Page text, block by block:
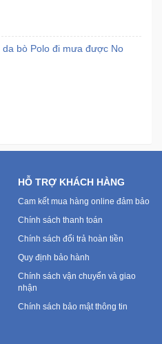
da bò Polo đi mưa được No
HỖ TRỢ KHÁCH HÀNG
Cam kết mua hàng online đảm bảo
Chính sách thanh toán
Chính sách đổi trả hoàn tiền
Quy định bảo hành
Chính sách vận chuyển và giao
nhận
Chính sách bảo mật thông tin